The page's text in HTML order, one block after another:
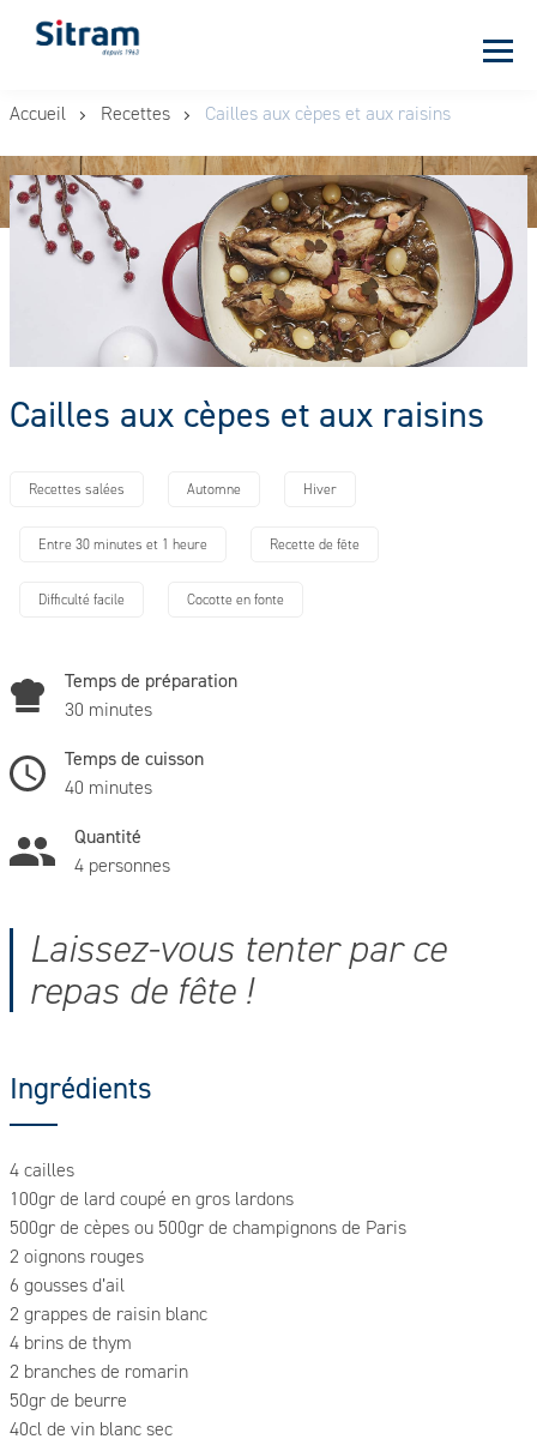
au
principal
Accueil Recettes Cailles aux cèpes et aux raisins
Cailles aux cèpes et aux raisins
Recettes salées Automne Hiver
Entre 30 minutes et 1 heure Recette de fête
Difficulté facile Cocotte en fonte
Temps de préparation
30 minutes
Temps de cuisson
40 minutes
Quantité
4 personnes
Laissez-vous tenter par ce
repas de fête !
Ingrédients
4 cailles
100gr de lard coupé en gros lardons
500gr de cèpes ou 500gr de champignons de Paris
2 oignons rouges
6 gousses d’ail
2 grappes de raisin blanc
4 brins de thym
2 branches de romarin
50gr de beurre
40cl de vin blanc sec